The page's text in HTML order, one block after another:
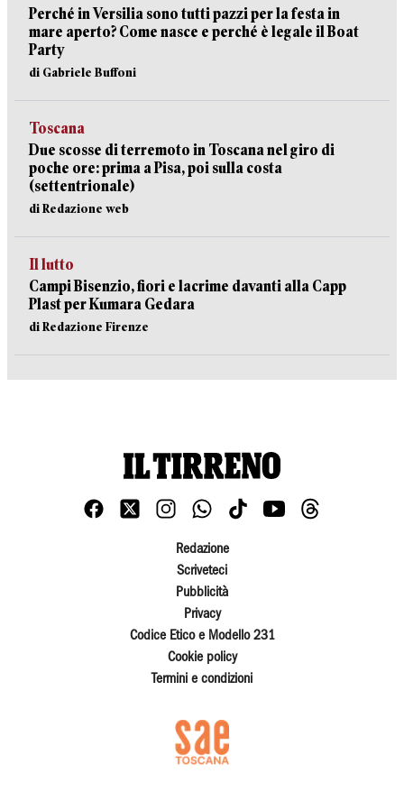
Perché in Versilia sono tutti pazzi per la festa in
mare aperto? Come nasce e perché è legale il Boat
Party
di Gabriele Buffoni
Toscana
Due scosse di terremoto in Toscana nel giro di
poche ore: prima a Pisa, poi sulla costa
(settentrionale)
di Redazione web
Il lutto
Campi Bisenzio, fiori e lacrime davanti alla Capp
Plast per Kumara Gedara
di Redazione Firenze
Redazione
Scriveteci
Pubblicità
Privacy
Codice Etico e Modello 231
Cookie policy
Termini e condizioni